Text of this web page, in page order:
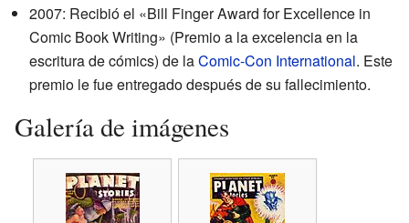
2007: Recibió el «Bill Finger Award for Excellence in
Comic Book Writing» (Premio a la excelencia en la
escritura de cómics) de laComic-Con International. Este
premio le fue entregado después de su fallecimiento.
Galería de imágenes